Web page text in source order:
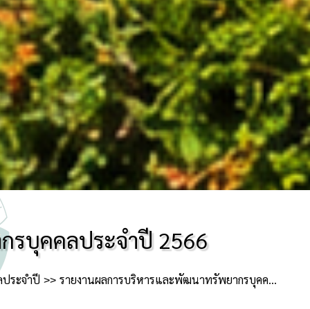
รบุคคลประจําปี 2566
ระจำปี รายงานผลการบริหารและพัฒนาทรัพยากรบุคคล